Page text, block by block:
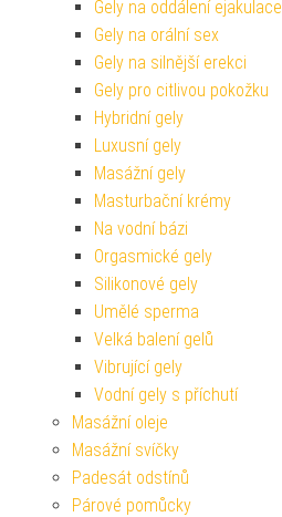
Gely na oddálení ejakulace
Gely na orální sex
Gely na silnější erekci
Gely pro citlivou pokožku
Hybridní gely
Luxusní gely
Masážní gely
Masturbační krémy
Na vodní bázi
Orgasmické gely
Silikonové gely
Umělé sperma
Velká balení gelů
Vibrující gely
Vodní gely s příchutí
Masážní oleje
Masážní svíčky
Padesát odstínů
Párové pomůcky